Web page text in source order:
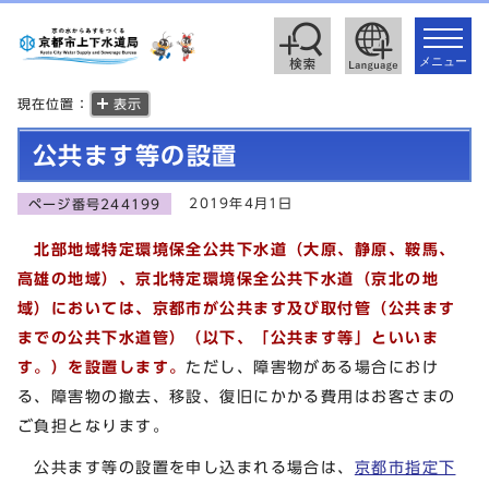
toggle
メニュー
現在位置： 表示
公共ます等の設置
ページ番号244199 2019年4月1日
北部地域特定環境保全公共下水道（大原、静原、鞍馬、
高雄の地域）、京北特定環境保全公共下水道（京北の地
域）においては、京都市が公共ます及び取付管（公共ます
までの公共下水道管）（以下、「公共ます等」といいま
す。）を設置します。 ただし、障害物がある場合におけ
る、障害物の撤去、移設、復旧にかかる費用はお客さまの
ご負担となります。
公共ます等の設置を申し込まれる場合は、 京都市指定下